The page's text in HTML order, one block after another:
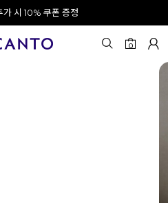
제 완료 시 오늘 출발!
대 20% 쿠폰 지급
가 시 10% 쿠폰 증정
고 10% 할인쿠폰 받기
0